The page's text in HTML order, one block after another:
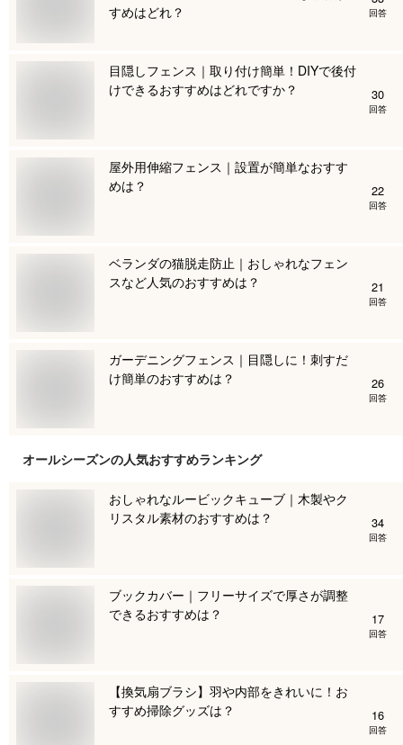
すめはどれ？
回答
目隠しフェンス｜取り付け簡単！DIYで後付
けできるおすすめはどれですか？
30
回答
屋外用伸縮フェンス｜設置が簡単なおすす
めは？
22
回答
ベランダの猫脱走防止｜おしゃれなフェン
スなど人気のおすすめは？
21
回答
ガーデニングフェンス｜目隠しに！刺すだ
け簡単のおすすめは？
26
回答
オールシーズンの人気おすすめランキング
おしゃれなルービックキューブ｜木製やク
リスタル素材のおすすめは？
34
回答
ブックカバー｜フリーサイズで厚さが調整
できるおすすめは？
17
回答
【換気扇ブラシ】羽や内部をきれいに！お
すすめ掃除グッズは？
16
回答